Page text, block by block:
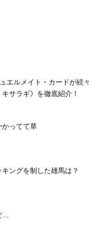
エルメイト・カードが続々
サラギ》を徹底紹介！
かってて草
ングを制した雄馬は？